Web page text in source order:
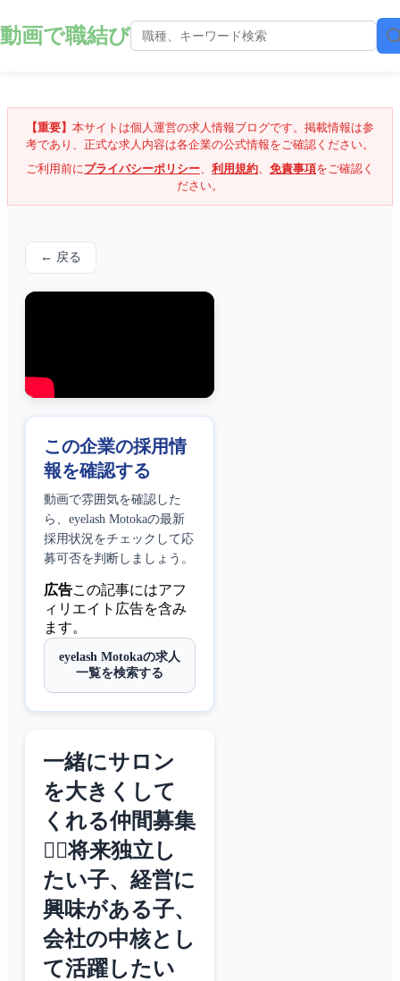
動画で職結び
【重要】 本サイトは個人運営の求人情報ブログです。掲載情報は参
考であり、正式な求人内容は各企業の公式情報をご確認ください。
ご利用前にプライバシーポリシー、 利用規約、 免責事項をご確認く
ださい。
← 戻る
この企業の採用情
報を確認する
動画で雰囲気を確認した
ら、 eyelash Motokaの最新
採用状況をチェックして応
募可否を判断しましょう。
広告この記事にはアフ
ィリエイト広告を含み
ます。
eyelash Motokaの求人
一覧を検索する
一緒にサロン
を大きくして
くれる仲間募集
❤️‍🔥将来独立し
たい子、経営に
興味がある子、
会社の中核とし
て活躍したい